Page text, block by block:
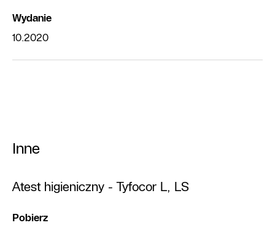
Wydanie
10.2020
Inne
Atest higieniczny - Tyfocor L, LS
Pobierz